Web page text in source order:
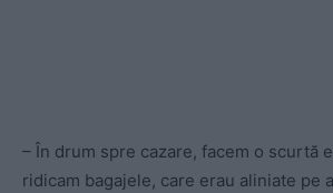
– În drum spre cazare, facem o scurtă
ridicam bagajele, care erau aliniate pe